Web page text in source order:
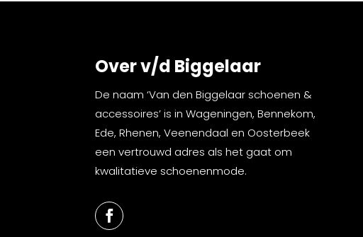
Over v/d Biggelaar
De naam ‘Van den Biggelaar schoenen &
accessoires’ is in Wageningen, Bennekom,
Ede, Rhenen, Veenendaal en Oosterbeek
een vertrouwd adres als het gaat om
kwalitatieve schoenenmode.